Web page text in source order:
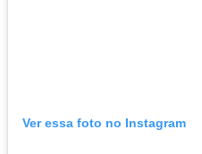
Ver essa foto no Instagram